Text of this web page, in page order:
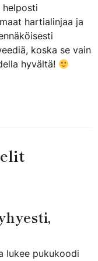
helposti
hartialinjaa ja
koska se vain
hyvältä!
lukee pukukoodi